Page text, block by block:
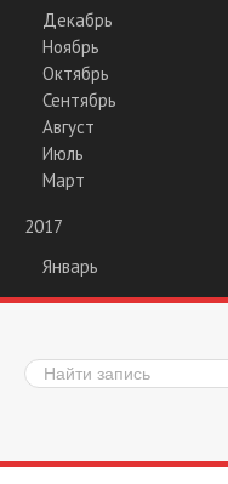
Декабрь
Ноябрь
Октябрь
Сентябрь
Август
Июль
Март
2017
Январь